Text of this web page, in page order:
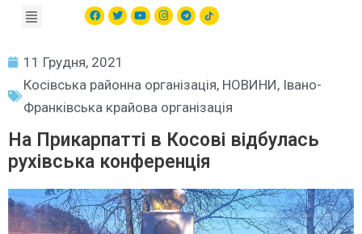
11 Грудня, 2021
Косівська районна організація, НОВИНИ, Івано-
Франківська крайова організація
На Прикарпатті в Косові відбулась
рухівська конференція